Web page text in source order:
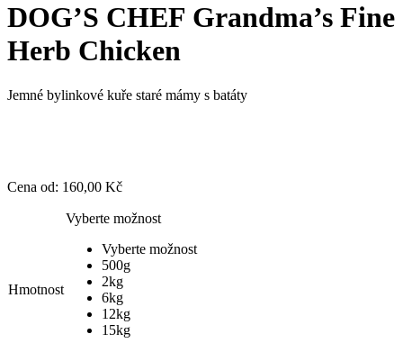
DOG’S CHEF Grandma’s Fine
Herb Chicken
Jemné bylinkové kuře staré mámy s batáty
Cena od: 160,00 Kč
Hmotnost
Vyberte možnost
Vyberte možnost
500g
2kg
6kg
12kg
15kg